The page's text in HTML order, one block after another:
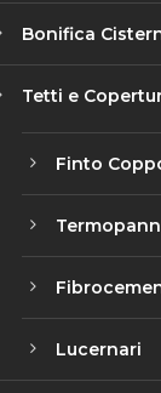
Bonifica
Tetti e
Finto
Lucernari